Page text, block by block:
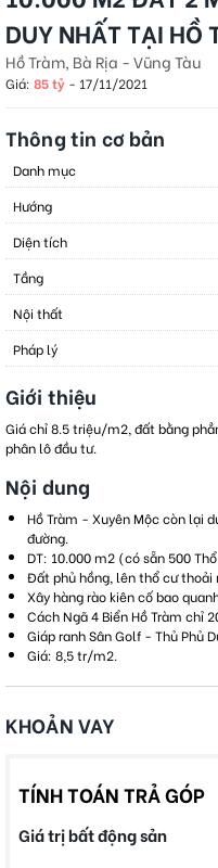
DUY NHẤT TẠI HỒ
Hồ Tràm, Bà Rịa - Vũng Tàu
Giá: 85 tỷ - 17/11/2021
Thông tin cơ bản
Danh mục
Hướng
Diện tích
Tầng
Nội thất
Pháp lý
Giới thiệu
Giá chỉ 8.5 triệu/m2, đất bằng
phân lô đầu tư.
Nội dung
Hồ Tràm - Xuyên Mộc còn lại
đường.
DT: 10.000 m2 (có sẵn 500
Đất phủ hồng, lên thổ cư thoải
Xây hàng rào kiên cố bao
Cách Ngã 4 Biển Hồ Tràm chỉ
Giáp ranh Sân Golf - Thủ Phủ
Giá: 8,5 tr/m2.
KHOẢN VAY
TÍNH TOÁN TRẢ GÓP
Giá trị bất động sản